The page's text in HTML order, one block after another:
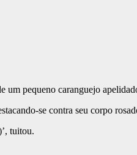
pequeno caranguejo
se contra seu corpo
tuitou.